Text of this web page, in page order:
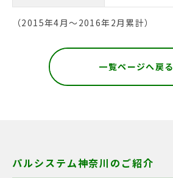
（2015年4月〜2016年2月累計）
一覧ページへ戻る
パルシステム神奈川のご紹介